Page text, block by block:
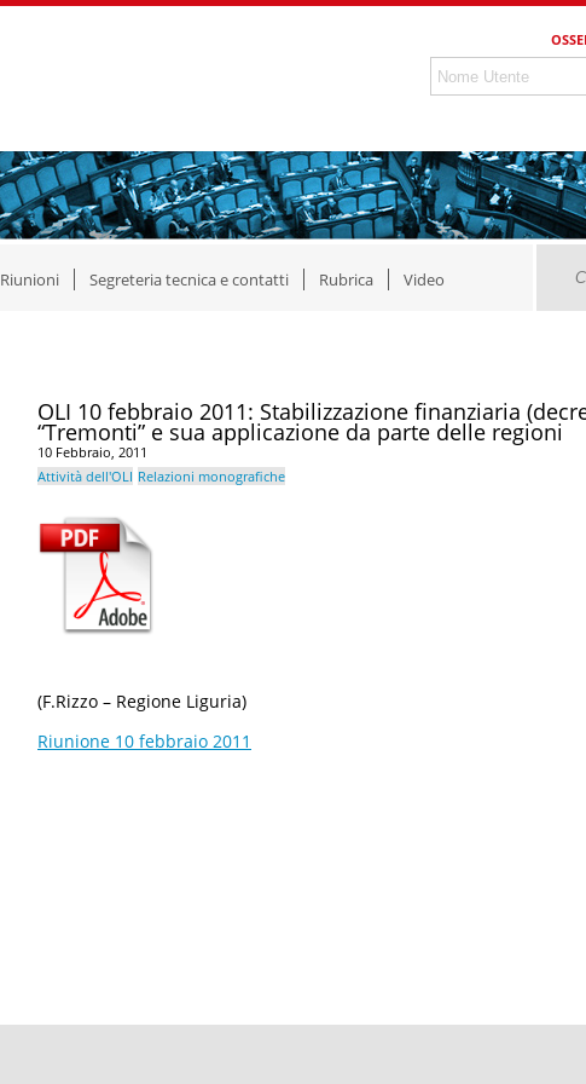
Riunioni Segreteria tecnica e contatti Rubrica Video
OLI 10 febbraio 2011: Stabilizzazione finanziaria
“Tremonti” e sua applicazione da parte delle regioni
10 Febbraio, 2011
Attività dell'OLI Relazioni monografiche
(F.Rizzo – Regione Liguria)
Riunione 10 febbraio 2011